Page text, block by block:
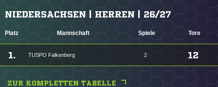
NIEDERSACHSEN | HERREN | 26/27
Platz Mannschaft Spiele Tore
1. TUSPO Falkenberg 2 12
ZUR KOMPLETTEN TABELLE